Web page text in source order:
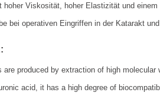
Viskosität, hoher Elastizität und einem
bei operativen Eingriffen in der Katarakt
are produced by extraction of high
acid, it has a high degree of